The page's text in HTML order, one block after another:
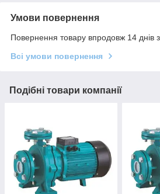
Умови повернення
Повернення товару впродовж 14 днів
Всі умови повернення
Подібні товари компанії